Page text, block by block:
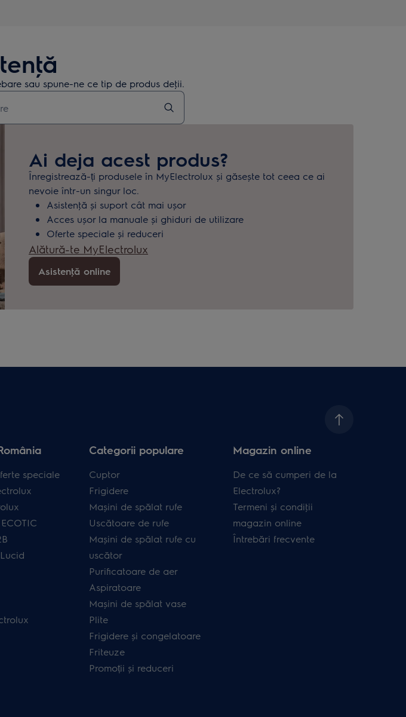
sau spune-ne ce tip de produs deţii.
Ai deja acest produs?
Înregistrează-ți produsele în MyElectrolux și găsește tot ceea ce ai
nevoie într-un singur loc.
Asistenţă și suport cât mai ușor
Acces ușor la manuale și ghiduri de utilizare
Oferte speciale și reduceri
Alătură-te MyElectrolux
Asistenţă online
speciale
Categorii populare
Cuptor
Frigidere
Mașini de spălat rufe
Uscătoare de rufe
Mașini de spălat rufe cu
uscător
Purificatoare de aer
Aspiratoare
Mașini de spălat vase
Plite
Frigidere și congelatoare
Friteuze
Promoții și reduceri
Magazin online
De ce să cumperi de la
Electrolux?
Termeni și condiţii
magazin online
Întrebări frecvente